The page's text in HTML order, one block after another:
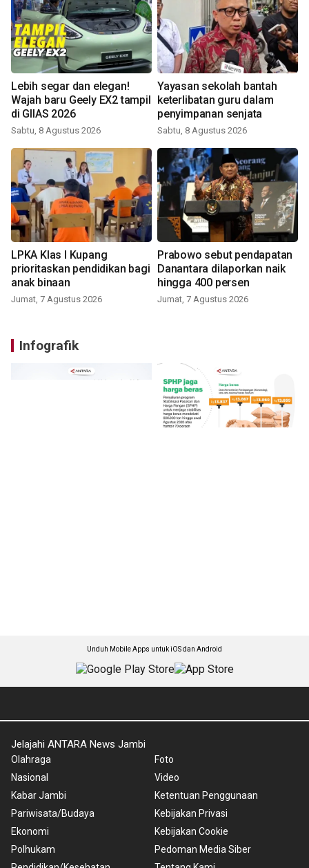
Lebih segar dan elegan!
Wajah baru Geely EX2 tampil
di GIIAS 2026
Sabtu, 8 Agustus 2026
Yayasan sekolah bantah
keterlibatan guru dalam
penyimpanan senjata
Sabtu, 8 Agustus 2026
LPKA Klas I Kupang
prioritaskan pendidikan bagi
anak binaan
Jumat, 7 Agustus 2026
Prabowo sebut pendapatan
Danantara dilaporkan naik
hingga 400 persen
Jumat, 7 Agustus 2026
Infografik
Unduh Mobile Apps untuk iOS dan Android
Jelajahi ANTARA News Jambi
Olahraga
Nasional
Kabar Jambi
Pariwisata/Budaya
Ekonomi
Polhukam
Foto
Video
Ketentuan Penggunaan
Kebijakan Privasi
Kebijakan Cookie
Pedoman Media Siber